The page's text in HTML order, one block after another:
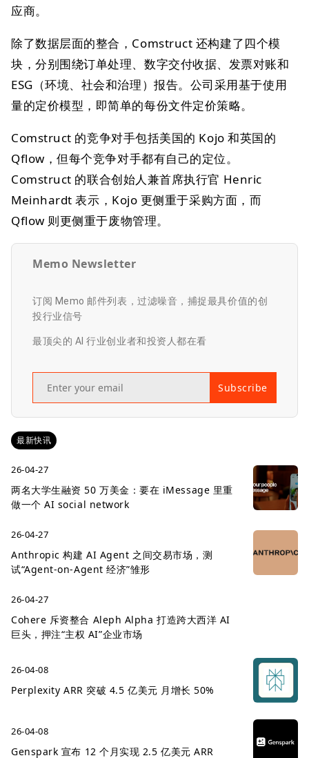
应商。
除了数据层面的整合，Comstruct 还构建了四个模
块，分别围绕订单处理、数字交付收据、发票对账和
ESG（环境、社会和治理）报告。公司采用基于使用
量的定价模型，即简单的每份文件定价策略。
Comstruct 的竞争对手包括美国的 Kojo 和英国的
Qflow，但每个竞争对手都有自己的定位。
Comstruct 的联合创始人兼首席执行官 Henric
Meinhardt 表示，Kojo 更侧重于采购方面，而
Qflow 则更侧重于废物管理。
Memo Newsletter
订阅 Memo 邮件列表，过滤噪音，捕捉最具价值的创
投行业信号
最顶尖的 AI 行业创业者和投资人都在看
Subscribe
最新快讯
26-04-27
两名大学生融资 50 万美金：要在 iMessage 里重
做一个 AI social network
26-04-27
Anthropic 构建 AI Agent 之间交易市场，测
试“Agent-on-Agent 经济”雏形
26-04-27
Cohere 斥资整合 Aleph Alpha 打造跨大西洋 AI
巨头，押注“主权 AI”企业市场
26-04-08
Perplexity ARR 突破 4.5 亿美元 月增长 50%
26-04-08
Genspark 宣布 12 个月实现 2.5 亿美元 ARR